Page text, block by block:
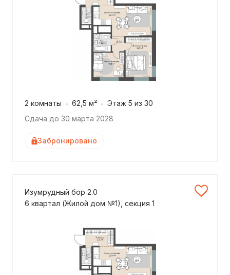
2 комнаты 62,5 м²
Этаж 5 из 30
Сдача до 30 марта 2028
Забронировано
Изумрудный бор 2.0
6 квартал (Жилой дом №1), секция 1